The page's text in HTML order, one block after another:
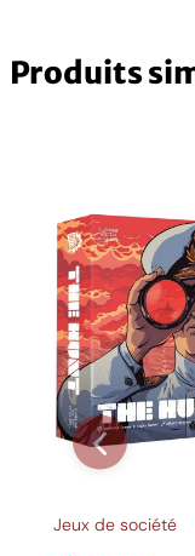
Produits
Jeux de société